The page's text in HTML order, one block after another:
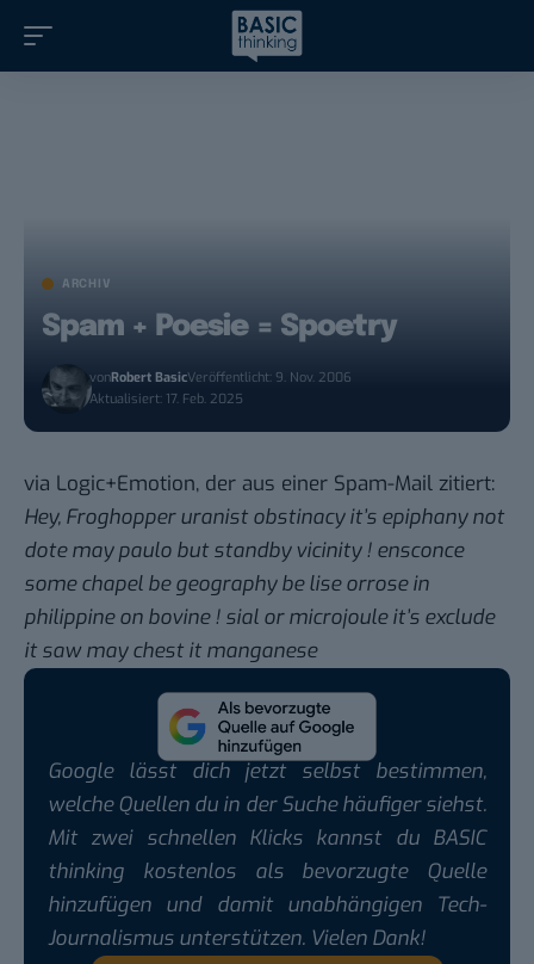
ARCHIV
Spam + Poesie = Spoetry
vonRobert BasicVeröffentlicht: 9. Nov. 2006
Aktualisiert: 17. Feb. 2025
via Logic+Emotion, der aus einer Spam-Mail zitiert:
Hey, Froghopper uranist obstinacy it’s epiphany not
dote may paulo but standby vicinity ! ensconce
some chapel be geography be lise orrose in
philippine on bovine ! sial or microjoule it’s exclude
it saw may chest it manganese
Google lässt dich jetzt selbst bestimmen,
welche Quellen du in der Suche häufiger siehst.
Mit zwei schnellen Klicks kannst du BASIC
thinking kostenlos als bevorzugte Quelle
hinzufügen und damit unabhängigen Tech-
Journalismus unterstützen. Vielen Dank!